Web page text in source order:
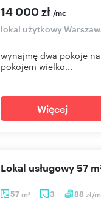
14 000 zł /mc
lokal użytkowy
wynajmę dwa pokoje
pokojem wielko...
Więcej
57 m2 3 88 zł/m
Lokal usługowy 57